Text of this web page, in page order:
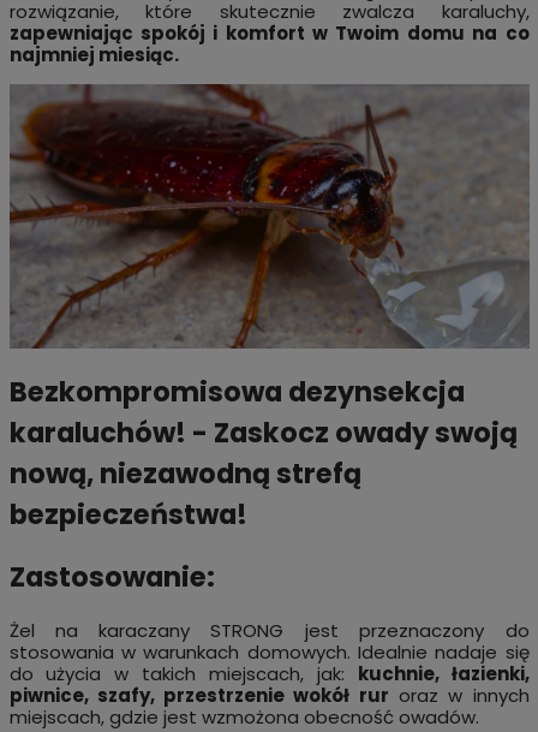
rozwiązanie, które skutecznie zwalcza karaluchy,
zapewniając spokój i komfort w Twoim domu na co
najmniej miesiąc.
Bezkompromisowa dezynsekcja
karaluchów! - Zaskocz owady swoją
nową, niezawodną strefą
bezpieczeństwa!
Zastosowanie:
Żel na karaczany STRONG jest przeznaczony do
stosowania w warunkach domowych. Idealnie nadaje się
do użycia w takich miejscach, jak: kuchnie, łazienki,
piwnice, szafy, przestrzenie wokół rur oraz w innych
miejscach, gdzie jest wzmożona obecność owadów.